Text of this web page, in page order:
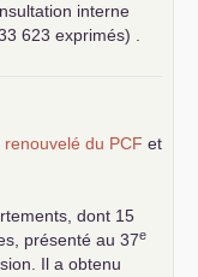
interne
623 exprimés) .
du PCF et
dont 15
présenté au 37e
Il a obtenu